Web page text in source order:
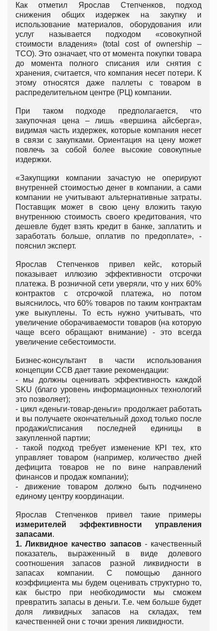
Как отметил Ярослав Степченков, подход
снижения общих издержек на закупку и
использование материалов, оборудования или
услуг называется подходом «совокупной
стоимости владения» (total cost of ownership –
TCO). Это означает, что от момента покупки товара
до момента полного списания или снятия с
хранения, считается, что компания несет потери. К
этому относятся даже паллеты с товаром в
распределительном центре (РЦ) компании.
При таком подходе предполагается, что
закупочная цена – лишь «вершина айсберга»,
видимая часть издержек, которые компания несет
в связи с закупками. Ориентация на цену может
повлечь за собой более высокие совокупные
издержки.
«Закупщики компании зачастую не оперируют
внутренней стоимостью денег в компании, а сами
компании не учитывают альтернативные затраты.
Поставщик может в свою цену вложить такую
внутреннюю стоимость своего кредитования, что
дешевле будет взять кредит в банке, заплатить и
заработать больше, оплатив по предоплате», -
пояснил эксперт.
Ярослав Степченков привел кейс, который
показывает иллюзию эффективности отсрочки
платежа. В розничной сети уверяли, что у них 60%
контрактов с отсрочкой платежа, но потом
выяснилось, что 60% товаров по таким контрактам
уже выкуплены. То есть нужно учитывать, что
увеличение оборачиваемости товаров (на которую
чаще всего обращают внимание) - это всегда
увеличение себестоимости.
Бизнес-консультант в части использования
концепции ССВ дает такие рекомендации:
- мы должны оценивать эффективность каждой
SKU (благо уровень информационных технологий
это позволяет);
- цикл «деньги-товар-деньги» продолжает работать
и вы получаете окончательный доход только после
продажи/списания последней единицы в
закупленной партии;
- такой подход требует изменение КPI тех, кто
управляет товаром (например, количество дней
дефицита товаров не по вине направлений
финансов и продаж компании);
- движение товаром должно быть подчинено
единому центру координации.
Ярослав Степченков привел такие примеры
измерителей эффективности управления
запасами.
1. Ликвидное качество запасов- качественный
показатель, выраженный в виде долевого
соотношения запасов разной ликвидности в
запасах компании. С помощью данного
коэффициента мы будем оценивать структурно то,
как быстро при необходимости мы сможем
превратить запасы в деньги. Т.е. чем больше будет
доля ликвидных запасов на складах, тем
качественней они с точки зрения ликвидности.